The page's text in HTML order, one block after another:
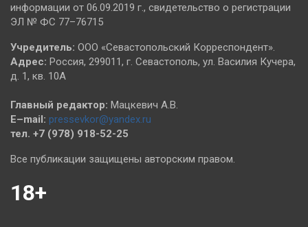
информации от 06.09.2019 г., свидетельство о регистрации
ЭЛ № ФС 77–76715
Учредитель: ООО «Севастопольский Корреспондент».
Адрес: Россия, 299011, г. Севастополь, ул. Василия Кучера,
д. 1, кв. 10А
Главный редактор: Мацкевич А.В.
E–mail: pressevkor@yandex.ru
тел. +7 (978) 918-52-25
Все публикации защищены авторским правом.
18+